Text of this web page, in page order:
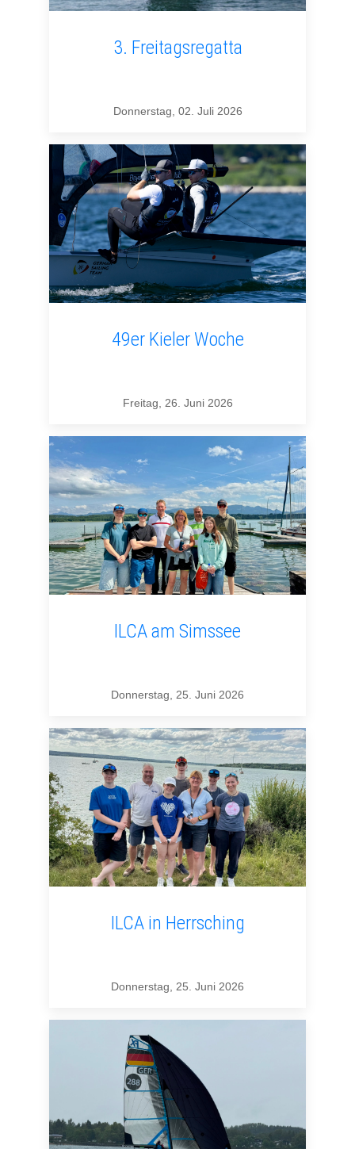
3. Freitagsregatta
Donnerstag, 02. Juli 2026
49er Kieler Woche
Freitag, 26. Juni 2026
ILCA am Simssee
Donnerstag, 25. Juni 2026
ILCA in Herrsching
Donnerstag, 25. Juni 2026